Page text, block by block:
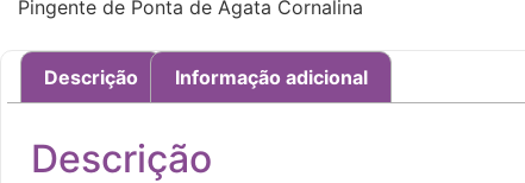
Pingente de Ponta de Ágata Cornalina
Descrição Informação adicional
Descrição